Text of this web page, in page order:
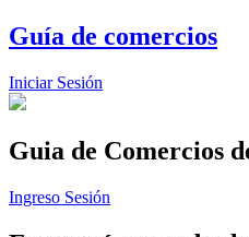
Guía de comercios
Iniciar Sesión
Guia de Comercios
Ingreso Sesión